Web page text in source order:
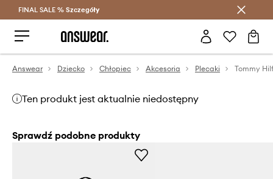
Oszczędzaj z Answear Club >
FINAL SALE % Szczegóły
Answear Dziecko Chłopiec Akcesoria Plecaki Tommy
Ten produkt jest aktualnie niedostępny
Sprawdź podobne produkty